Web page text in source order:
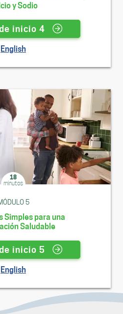
y Sodio
inicio 4
English
18
minutos
5
Simples para una
Saludable
inicio 5
English